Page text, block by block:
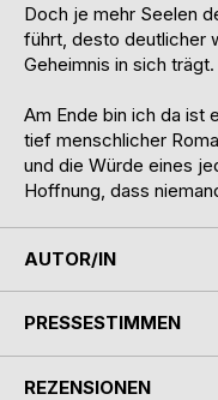
Doch je mehr Seelen
führt, desto deutlicher
Geheimnis in sich trägt.
Am Ende bin ich da ist
tief menschlicher
und die Würde eines
Hoffnung, dass
AUTOR/IN
PRESSESTIMMEN
REZENSIONEN